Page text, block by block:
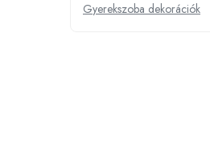
Gyerekszoba dekorációk